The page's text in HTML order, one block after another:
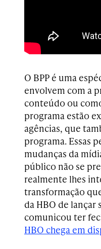
O BPP é uma
envolvem com a
conteúdo ou
programa estão
agências, que
programa. Essas
mudanças da
público não se
realmente lhes
transformação
da HBO de
comunicou ter
HBO chega em